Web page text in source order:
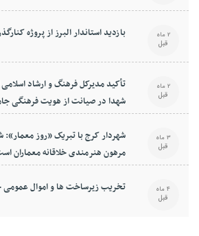
بازدید استاندار البرز از پروژه 2 ماه
قبل
تأکید مدیرکل فرهنگ و ارشاد
شهدا در صیانت از هویت فرهنگی
2 ماه
قبل
شهردار کرج با تبریک «روز
مرهون هنرمندی خلاقانه معماران
3 ماه
قبل
تخریب زیرساخت ها و اموال عمومی 4 ماه
قبل